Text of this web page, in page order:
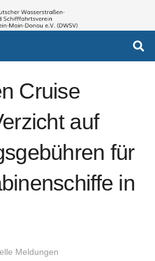
Cruise
auf
für
in
Meldungen